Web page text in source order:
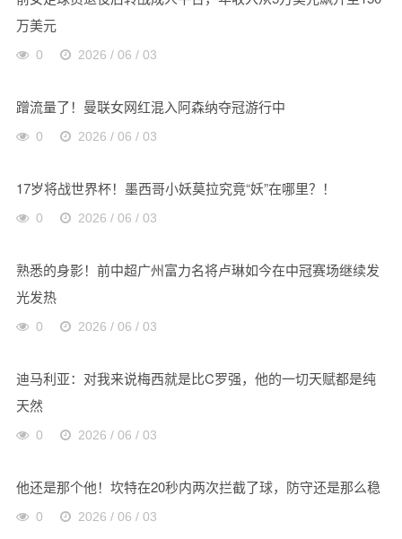
万美元
0 2026 / 06 / 03
蹭流量了！曼联女网红混入阿森纳夺冠游行中
0 2026 / 06 / 03
17岁将战世界杯！墨西哥小妖莫拉究竟“妖”在哪里？！
0 2026 / 06 / 03
熟悉的身影！前中超广州富力名将卢琳如今在中冠赛场继续发
光发热
0 2026 / 06 / 03
迪马利亚：对我来说梅西就是比C罗强，他的一切天赋都是纯
天然
0 2026 / 06 / 03
他还是那个他！坎特在20秒内两次拦截了球，防守还是那么稳
0 2026 / 06 / 03